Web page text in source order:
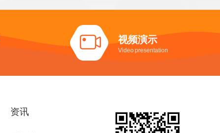
视频演示
Video presentation
资讯